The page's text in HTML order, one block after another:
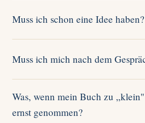
Muss ich schon eine Idee haben?
Muss ich mich nach dem
Was, wenn mein Buch zu
ernst genommen?